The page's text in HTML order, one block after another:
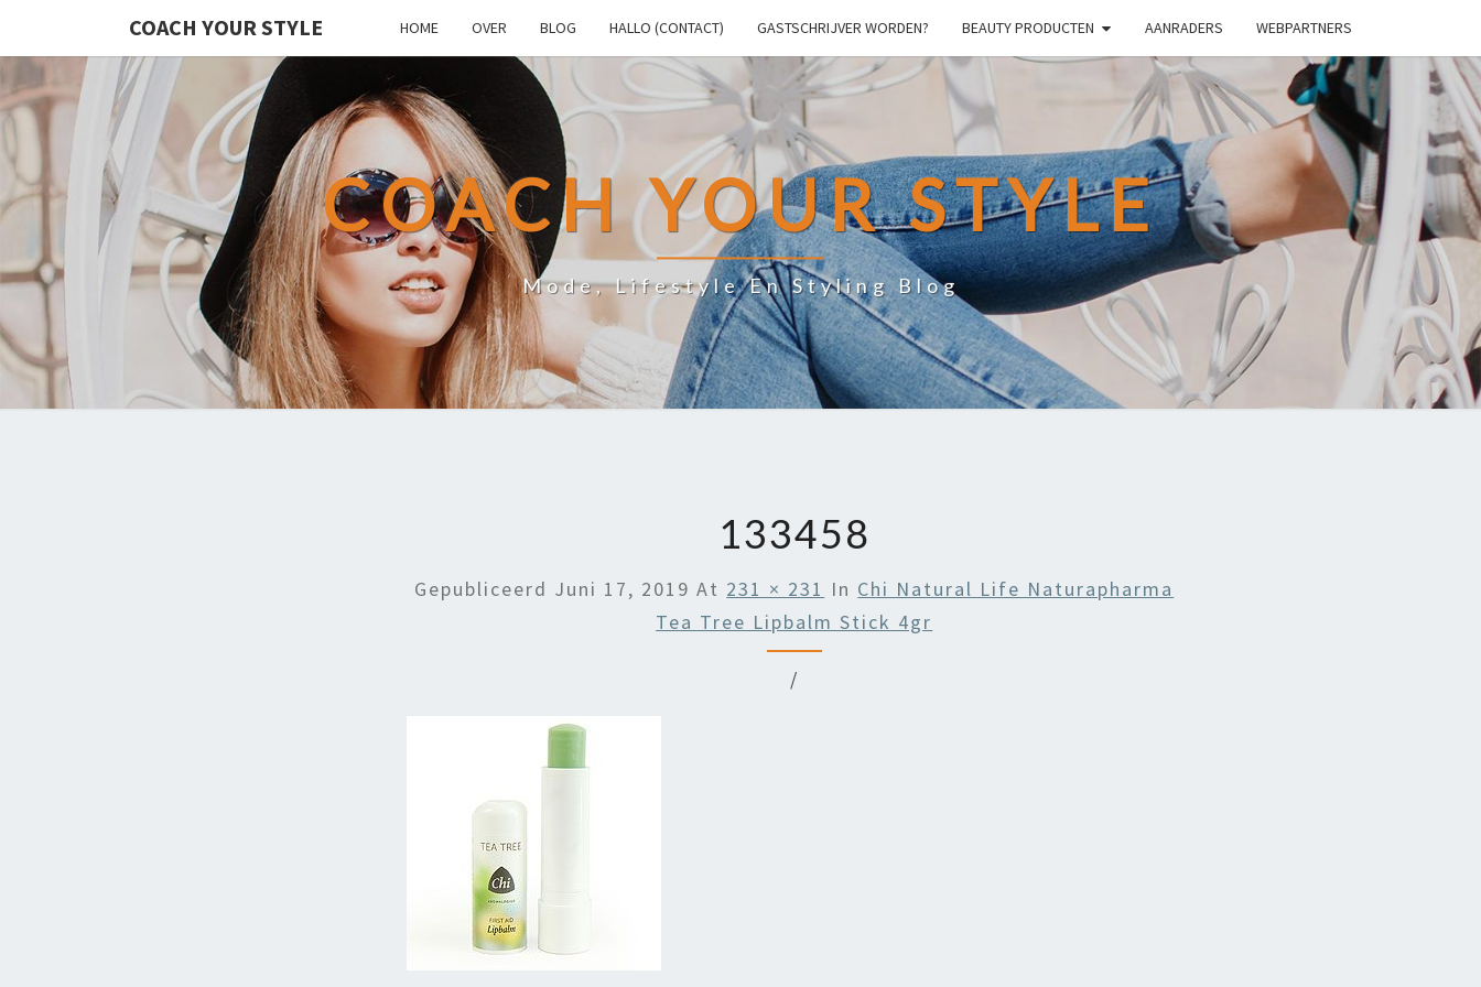
COACH YOUR STYLE HOME OVER BLOG HALLO (CONTACT) GASTSCHRIJVER WORDEN? BEAUTY PRODUCTEN AANRADERS WEBPARTNERS
COACH YOUR STYLE
Mode, Lifestyle En Styling Blog
133458
Gepubliceerd Juni 17, 2019 At 231 × 231 In Chi Natural Life Naturapharma
Tea Tree Lipbalm Stick 4gr
/